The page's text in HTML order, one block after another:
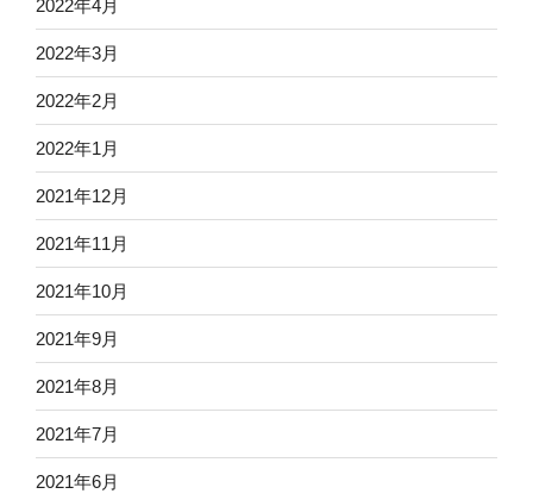
2022年4月
2022年3月
2022年2月
2022年1月
2021年12月
2021年11月
2021年10月
2021年9月
2021年8月
2021年7月
2021年6月